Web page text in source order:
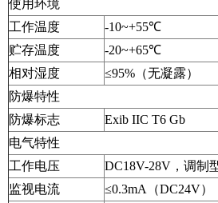
使用环境
工作温度
-10~+55℃
贮存温度
-20~+65℃
相对湿度
≤95%（无凝露）
防爆特性
防爆标志
Exib IIC T6 Gb
电气特性
工作电压
DC18V-28V，调制
监视电流
≤0.3mA（DC24V）